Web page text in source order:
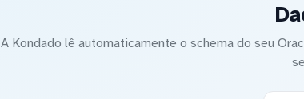
A Kondado lê automaticamente o schema do seu